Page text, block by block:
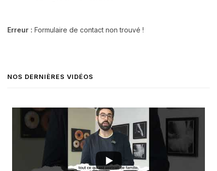
Erreur : Formulaire de contact non trouvé !
NOS DERNIÈRES VIDÉOS